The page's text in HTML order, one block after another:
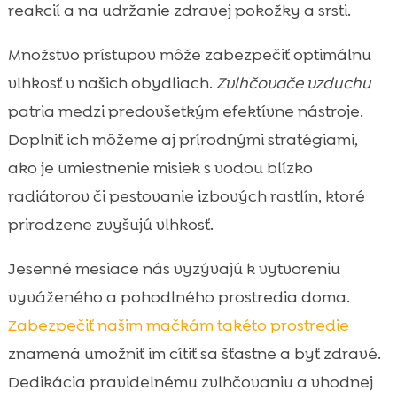
reakcií a na udržanie zdravej pokožky a srsti.
Množstvo prístupov môže zabezpečiť optimálnu
vlhkosť v našich obydliach. Zvlhčovače vzduchu
patria medzi predovšetkým efektívne nástroje.
Doplniť ich môžeme aj prírodnými stratégiami,
ako je umiestnenie misiek s vodou blízko
radiátorov či pestovanie izbových rastlín, ktoré
prirodzene zvyšujú vlhkosť.
Jesenné mesiace nás vyzývajú k vytvoreniu
vyváženého a pohodlného prostredia doma.
Zabezpečiť našim mačkám takéto prostredie
znamená umožniť im cítiť sa šťastne a byť zdravé.
Dedikácia pravidelnému zvlhčovaniu a vhodnej